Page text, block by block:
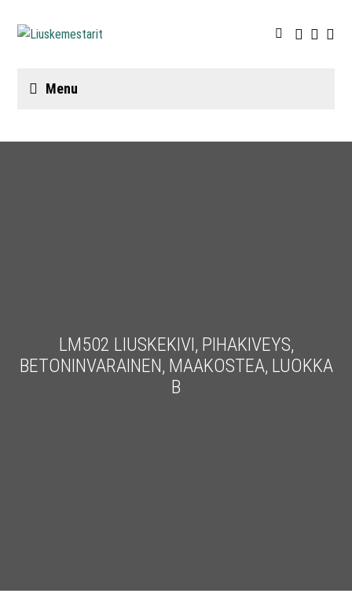
Menu
LM502 LIUSKEKIVI, PIHAKIVEYS,
BETONINVARAINEN, MAAKOSTEA, LUOKKA
B